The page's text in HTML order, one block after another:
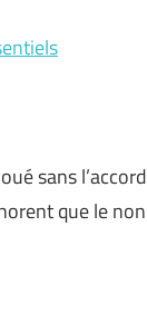
sans
que le